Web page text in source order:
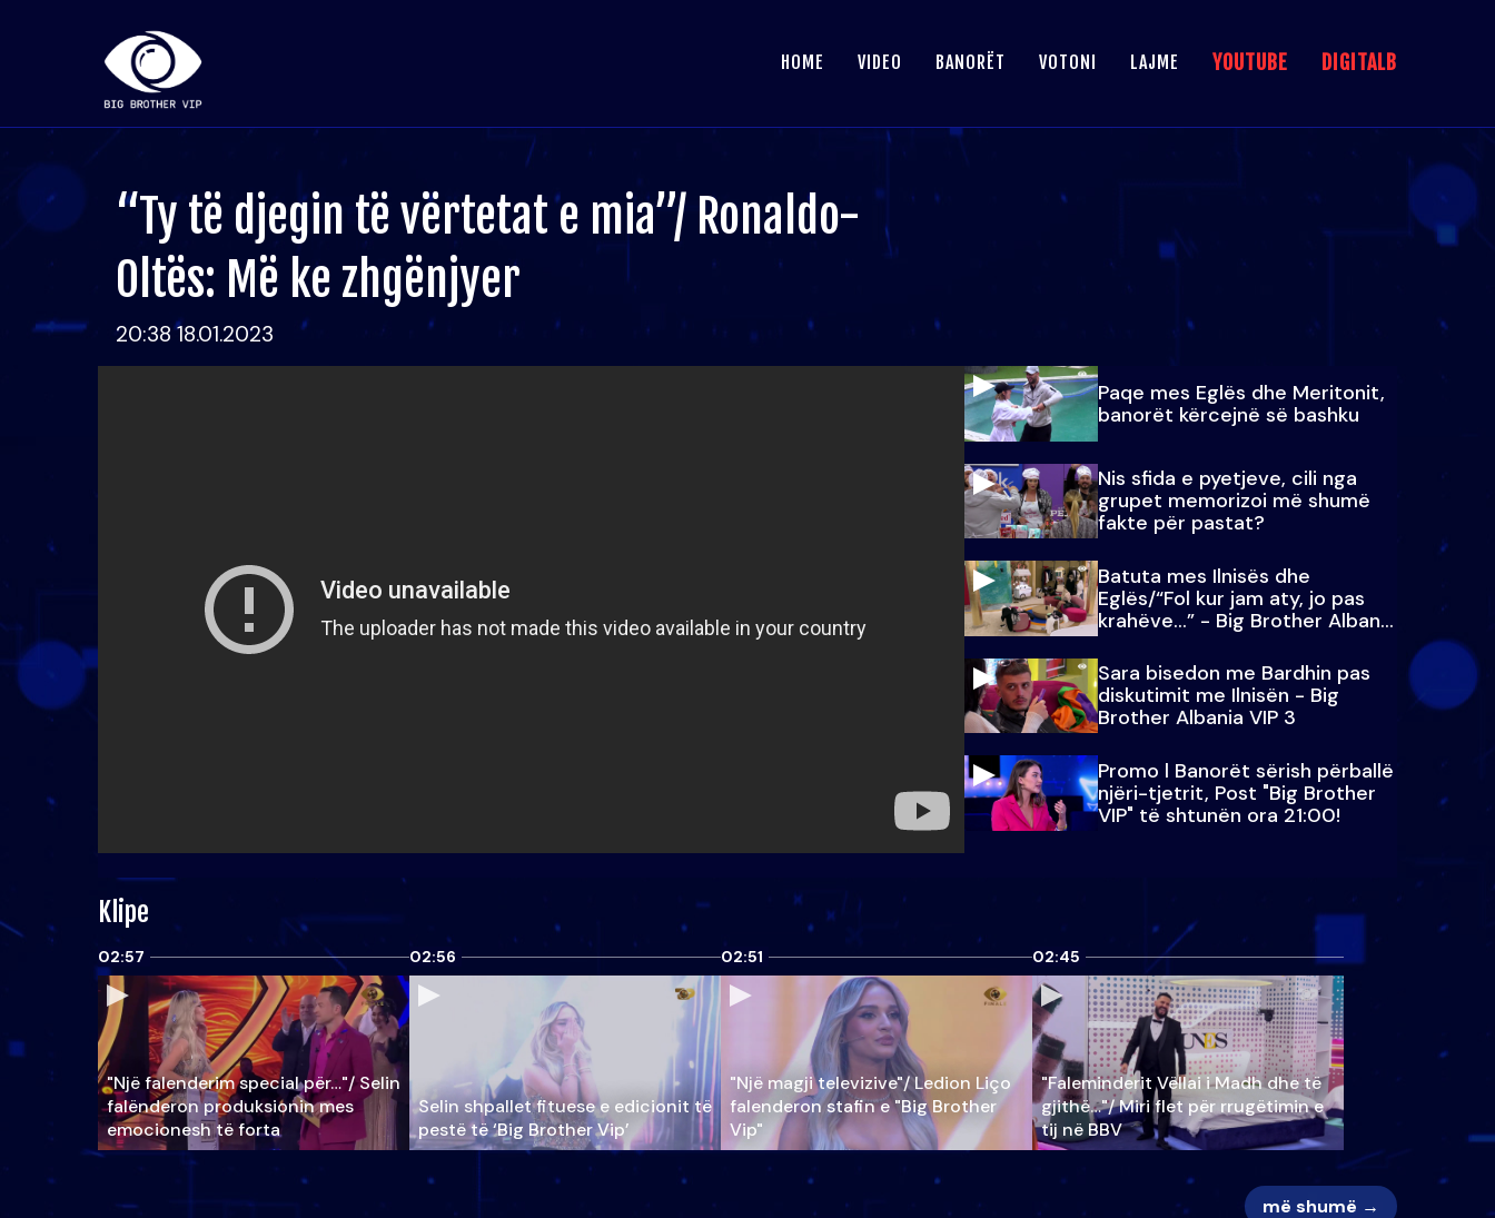
HOME VIDEO BANORËT VOTONI LAJME YOUTUBE DIGITALB
“Ty të djegin të vërtetat e mia”/ Ronaldo-
Oltës: Më ke zhgënjyer
20:38 18.01.2023
Paqe mes Eglës dhe Meritonit,
banorët kërcejnë së bashku
Nis sfida e pyetjeve, cili nga
grupet memorizoi më shumë
fakte për pastat?
Batuta mes Ilnisës dhe
Eglës/“Fol kur jam aty, jo pas
krahëve…” - Big Brother Albania
VIP 3
Sara bisedon me Bardhin pas
diskutimit me Ilnisën - Big
Brother Albania VIP 3
Promo l Banorët sërish përballë
njëri-tjetrit, Post "Big Brother
VIP" të shtunën ora 21:00!
Klipe
02:57
"Një falenderim special për…"/ Selin
falënderon produksionin mes
emocionesh të forta
02:56
Selin shpallet fituese e edicionit të
pestë të ‘Big Brother Vip’
02:51
"Një magji televizive"/ Ledion Liço
falenderon stafin e "Big Brother
Vip"
02:45
"Faleminderit Vëllai i Madh dhe të
gjithë…"/ Miri flet për rrugëtimin e
tij në BBV
më shumë →